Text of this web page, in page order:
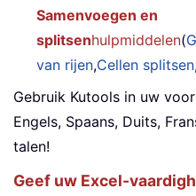
Samenvoegen en
splitsenhulpmiddelen(
van rijen,Cellen splitsen
Gebruik Kutools in uw
Engels, Spaans, Duits,
talen!
Geef uw Excel-